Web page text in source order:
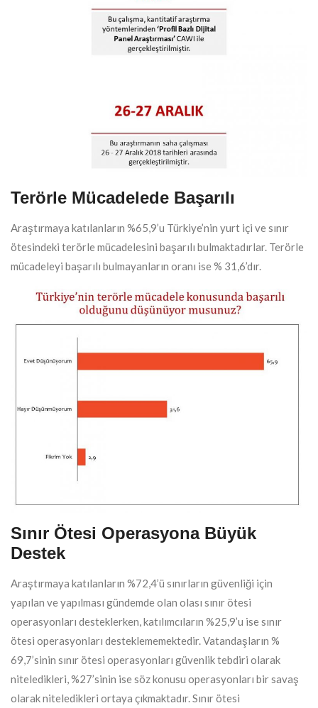
Terörle Mücadelede Başarılı
Araştırmaya katılanların %65,9’u Türkiye’nin yurt içi ve sınır
ötesindeki terörle mücadelesini başarılı bulmaktadırlar. Terörle
mücadeleyi başarılı bulmayanların oranı ise % 31,6’dır.
Sınır Ötesi Operasyona Büyük
Destek
Araştırmaya katılanların %72,4’ü sınırların güvenliği için
yapılan ve yapılması gündemde olan olası sınır ötesi
operasyonları desteklerken, katılımcıların %25,9’u ise sınır
ötesi operasyonları desteklememektedir. Vatandaşların %
69,7’sinin sınır ötesi operasyonları güvenlik tebdiri olarak
niteledikleri, %27’sinin ise söz konusu operasyonları bir savaş
olarak niteledikleri ortaya çıkmaktadır. Sınır ötesi